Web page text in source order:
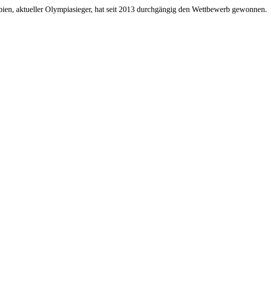
aktueller Olympiasieger, hat seit 2013 durchgängig den Wettbewerb gewonnen.